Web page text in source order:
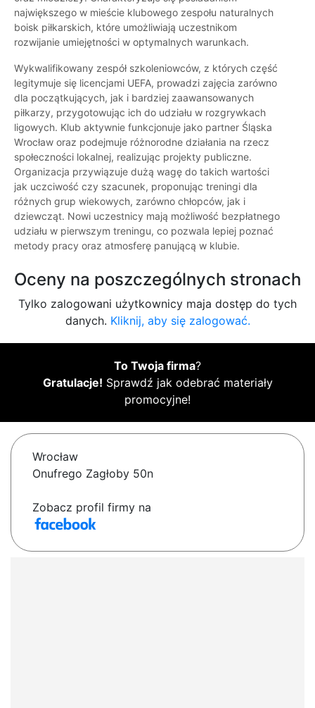
największego w mieście klubowego zespołu naturalnych
boisk piłkarskich, które umożliwiają uczestnikom
rozwijanie umiejętności w optymalnych warunkach.
Wykwalifikowany zespół szkoleniowców, z których część
legitymuje się licencjami UEFA, prowadzi zajęcia zarówno
dla początkujących, jak i bardziej zaawansowanych
piłkarzy, przygotowując ich do udziału w rozgrywkach
ligowych. Klub aktywnie funkcjonuje jako partner Śląska
Wrocław oraz podejmuje różnorodne działania na rzecz
społeczności lokalnej, realizując projekty publiczne.
Organizacja przywiązuje dużą wagę do takich wartości
jak uczciwość czy szacunek, proponując treningi dla
różnych grup wiekowych, zarówno chłopców, jak i
dziewcząt. Nowi uczestnicy mają możliwość bezpłatnego
udziału w pierwszym treningu, co pozwala lepiej poznać
metody pracy oraz atmosferę panującą w klubie.
Oceny na poszczególnych stronach
Tylko zalogowani użytkownicy maja dostęp do tych
danych. Kliknij, aby się zalogować.
To Twoja firma?
Gratulacje! Sprawdź jak odebrać materiały
promocyjne!
Wrocław
Onufrego Zagłoby 50n
Zobacz profil firmy na